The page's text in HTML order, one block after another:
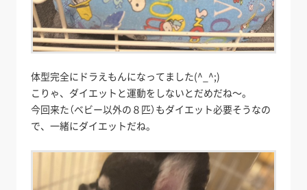
体型完全にドラえもんになってました(^_^;)
こりゃ、ダイエットと運動をしないとだめだね～。
今回来た（ベビー以外の８匹）もダイエット必要そうなの
で、一緒にダイエットだね。